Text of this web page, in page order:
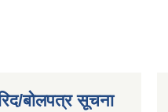
बोलपत्र सूचना